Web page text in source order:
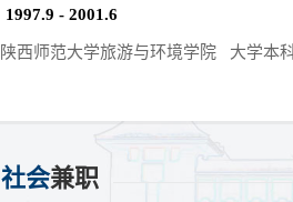
1997.9 - 2001.6
陕西师范大学旅游与环境学院 大学本
社会兼职